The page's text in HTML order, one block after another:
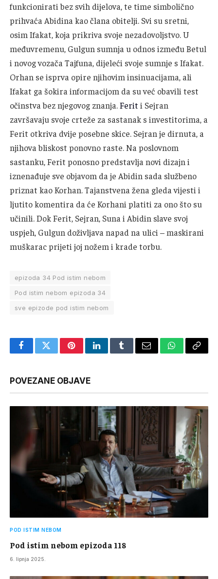
funkcionirati bez svih dijelova, te time simbolično
prihvaća Abidina kao člana obitelji. Svi su sretni,
osim Ifakat, koja prikriva svoje nezadovoljstvo. U
međuvremenu, Gulgun sumnja u odnos između Betul
i novog vozača Tajfuna, dijeleći svoje sumnje s Ifakat.
Orhan se isprva opire njihovim insinuacijama, ali
Ifakat ga šokira informacijom da su već obavili test
očinstva bez njegovog znanja.Ferit i Sejran
završavaju svoje crteže za sastanak s investitorima, a
Ferit otkriva dvije posebne skice. Sejran je dirnuta, a
njihova bliskost ponovno raste. Na poslovnom
sastanku, Ferit ponosno predstavlja novi dizajn i
iznenađuje sve objavom da je Abidin sada službeno
priznat kao Korhan. Tajanstvena žena gleda vijesti i
ljutito komentira da će Korhani platiti za ono što su
učinili. Dok Ferit, Sejran, Suna i Abidin slave svoj
uspjeh, Gulgun doživljava napad na ulici – maskirani
muškarac prijeti joj nožem i krade torbu.
epizoda 34 Pod istim nebom
Pod istim nebom epizoda 34
sve epizode pod istim nebom
FacebookTwitterPinterestLinkedInTumblrEmail WhatsApp
Copy
POVEZANE OBJAVE
POD ISTIM NEBOM
Pod istim nebom epizoda 118
6. lipnja 2025.